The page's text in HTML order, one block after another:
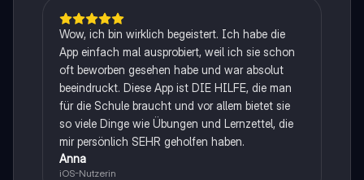
Wow, ich bin wirklich begeistert. Ich habe die
App einfach mal ausprobiert, weil ich sie schon
oft beworben gesehen habe und war absolut
beeindruckt. Diese App ist DIE HILFE, die man
für die Schule braucht und vor allem bietet sie
so viele Dinge wie Übungen und Lernzettel, die
mir persönlich SEHR geholfen haben.
Anna
iOS-Nutzerin